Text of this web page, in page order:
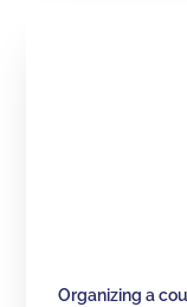
Organizing a